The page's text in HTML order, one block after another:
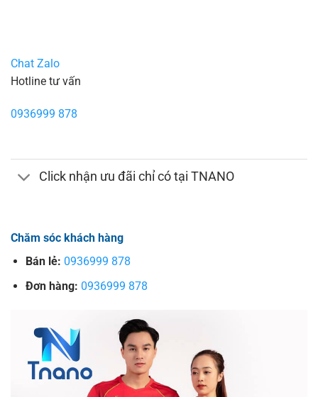
Chat Zalo
Hotline tư vấn
0936999 878
Click nhận ưu đãi chỉ có tại TNANO
Chăm sóc khách hàng
Bán lẻ: 0936999 878
Đơn hàng: 0936999 878